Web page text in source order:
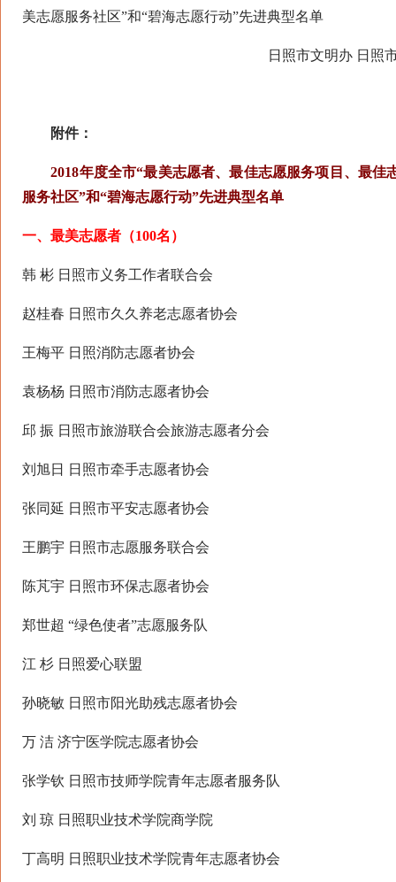
美志愿服务社区”和“碧海志愿行动”先进典型名单
日照市文明办 日照
附件：
2018年度全市“最美志愿者、最佳志愿服务项目、最佳
服务社区”和“碧海志愿行动”先进典型名单
一、最美志愿者（100名）
韩 彬 日照市义务工作者联合会
赵桂春 日照市久久养老志愿者协会
王梅平 日照消防志愿者协会
袁杨杨 日照市消防志愿者协会
邱 振 日照市旅游联合会旅游志愿者分会
刘旭日 日照市牵手志愿者协会
张同延 日照市平安志愿者协会
王鹏宇 日照市志愿服务联合会
陈芃宇 日照市环保志愿者协会
郑世超 “绿色使者”志愿服务队
江 杉 日照爱心联盟
孙晓敏 日照市阳光助残志愿者协会
万 洁 济宁医学院志愿者协会
张学钦 日照市技师学院青年志愿者服务队
刘 琼 日照职业技术学院商学院
丁高明 日照职业技术学院青年志愿者协会